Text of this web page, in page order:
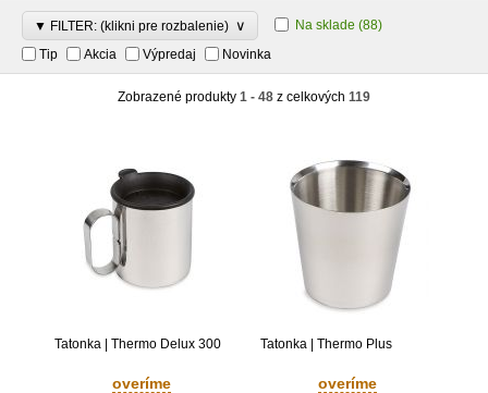
▼ FILTER: (klikni pre rozbalenie) ∨ Na sklade (88)
Tip
Akcia Výpredaj Novinka
Zobrazené produkty 1 - 48 z celkových 119
Tatonka | Thermo Delux 300
overíme
Tatonka | Thermo Plus
overíme